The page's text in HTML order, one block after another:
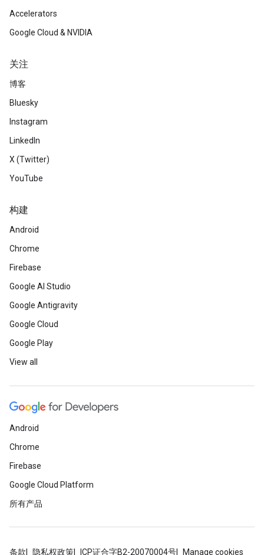
Accelerators
Google Cloud & NVIDIA
关注
博客
Bluesky
Instagram
LinkedIn
X (Twitter)
YouTube
构建
Android
Chrome
Firebase
Google AI Studio
Google Antigravity
Google Cloud
Google Play
View all
Android
Chrome
Firebase
Google Cloud Platform
所有产品
条款 隐私权政策 ICP证合字B2-20070004号 Manage cookies